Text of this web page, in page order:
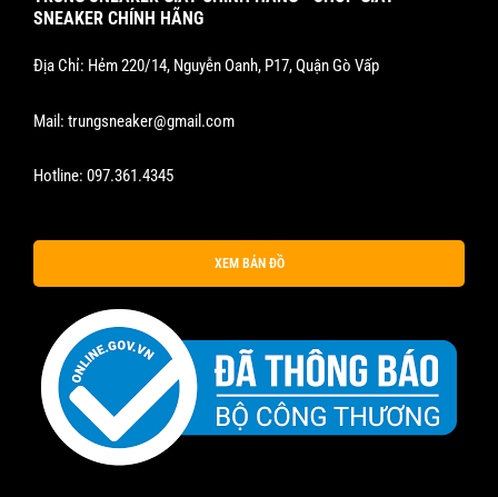
SNEAKER CHÍNH HÃNG
Địa Chỉ: Hẻm 220/14, Nguyễn Oanh, P17, Quận Gò Vấp
Mail: trungsneaker@gmail.com
Hotline: 097.361.4345
XEM BẢN ĐỒ